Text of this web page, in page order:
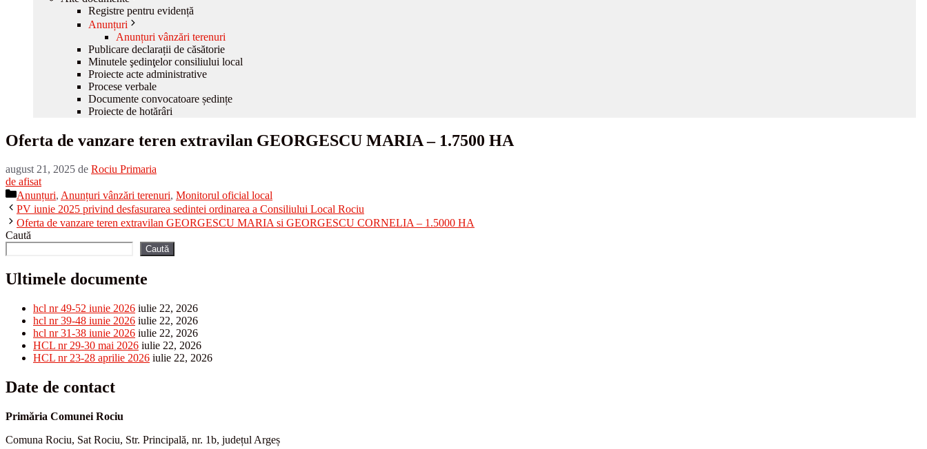
Registre pentru evidență
Anunțuri
Anunțuri vânzări terenuri
Publicare declarații de căsătorie
Minutele şedinţelor consiliului local
Proiecte acte administrative
Procese verbale
Documente convocatoare ședințe
Proiecte de hotărâri
Oferta de vanzare teren extravilan GEORGESCU MARIA – 1.7500 HA
august 21, 2025 de Rociu Primaria
de afisat
Categorii
Anunțuri, Anunțuri vânzări terenuri, Monitorul oficial local
PV iunie 2025 privind desfasurarea sedintei ordinarea a Consiliului Local Rociu
Oferta de vanzare teren extravilan GEORGESCU MARIA si GEORGESCU CORNELIA – 1.5000 HA
Caută
Caută
Ultimele documente
hcl nr 49-52 iunie 2026 iulie 22, 2026
hcl nr 39-48 iunie 2026 iulie 22, 2026
hcl nr 31-38 iunie 2026 iulie 22, 2026
HCL nr 29-30 mai 2026 iulie 22, 2026
HCL nr 23-28 aprilie 2026 iulie 22, 2026
Date de contact
Primăria Comunei Rociu
Comuna Rociu, Sat Rociu, Str. Principală, nr. 1b, județul Argeș